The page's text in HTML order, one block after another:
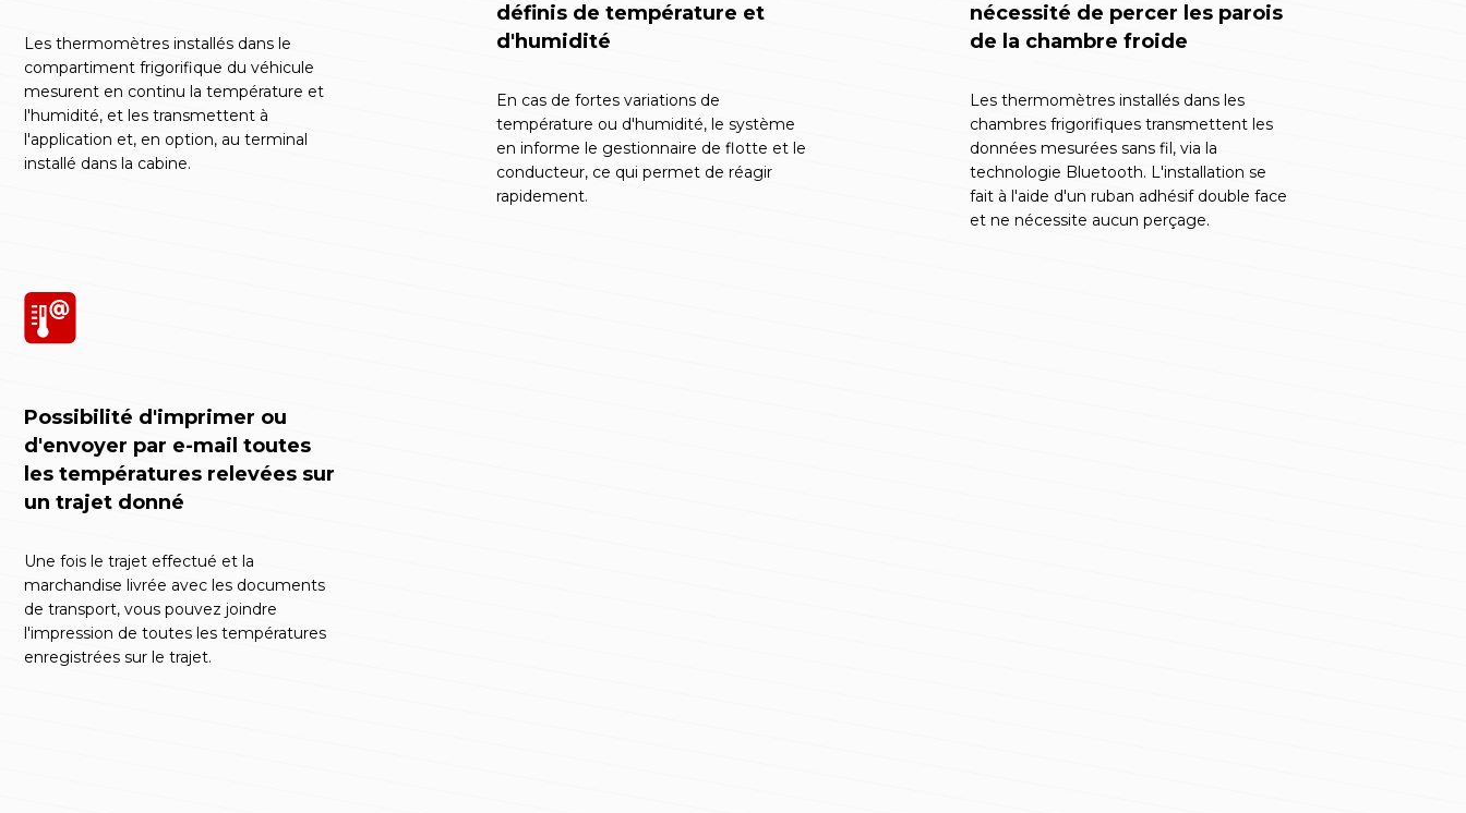
Les thermomètres installés dans le
compartiment frigorifique du véhicule
mesurent en continu la température et
l'humidité, et les transmettent à
l'application et, en option, au terminal
installé dans la cabine.
définis de température et
d'humidité
En cas de fortes variations de
température ou d'humidité, le système
en informe le gestionnaire de flotte et le
conducteur, ce qui permet de réagir
rapidement.
nécessité de percer les parois
de la chambre froide
Les thermomètres installés dans les
chambres frigorifiques transmettent les
données mesurées sans fil, via la
technologie Bluetooth. L'installation se
fait à l'aide d'un ruban adhésif double face
et ne nécessite aucun perçage.
Possibilité d'imprimer ou
d'envoyer par e-mail toutes
les températures relevées sur
un trajet donné
Une fois le trajet effectué et la
marchandise livrée avec les documents
de transport, vous pouvez joindre
l'impression de toutes les températures
enregistrées sur le trajet.